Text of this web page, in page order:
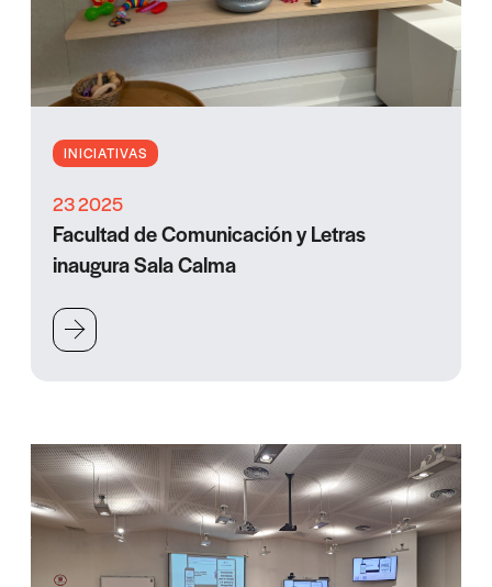
INICIATIVAS
23 2025
Facultad de Comunicación y Letras
inaugura Sala Calma